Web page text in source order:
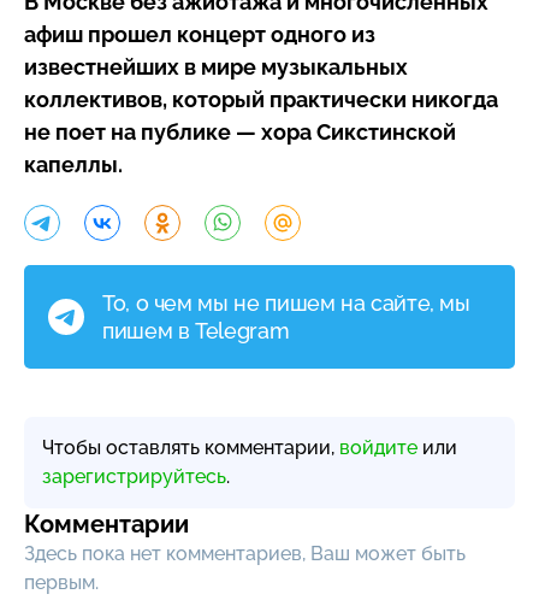
афиш прошел концерт одного из
известнейших в мире музыкальных
коллективов, который практически никогда
не поет на публике — хора Сикстинской
капеллы.
То, о чем мы не пишем на сайте, мы
пишем в Telegram
Чтобы оставлять комментарии, войдите или
зарегистрируйтесь.
Комментарии
Здесь пока нет комментариев, Ваш может быть
первым.